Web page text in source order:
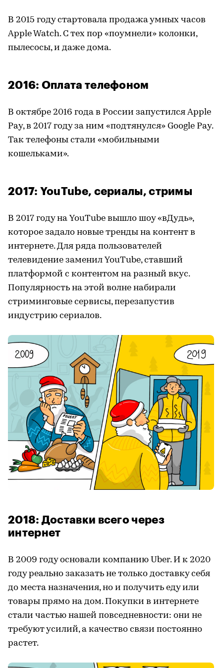
В 2015 году стартовала продажа умных часов
Apple Watch. С тех пор «поумнели» колонки,
пылесосы, и даже дома.
2016: Оплата телефоном
В октябре 2016 года в России запустился Apple
Pay, в 2017 году за ним «подтянулся» Google Pay.
Так телефоны стали «мобильными
кошельками».
2017: YouTube, сериалы, стримы
В 2017 году на YouTube вышло шоу «вДудь»,
которое задало новые тренды на контент в
интернете. Для ряда пользователей
телевидение заменил YouTube, ставший
платформой с контентом на разный вкус.
Популярность на этой волне набирали
стриминговые сервисы, перезапустив
индустрию сериалов.
2018: Доставки всего через
интернет
В 2009 году основали компанию Uber. И к 2020
году реально заказать не только доставку себя
до места назначения, но и получить еду или
товары прямо на дом. Покупки в интернете
стали частью нашей повседневности: они не
требуют усилий, а качество связи постоянно
растет.